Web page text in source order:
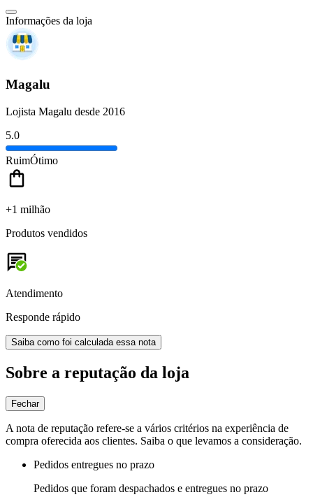
Informações da loja
Magalu
Lojista Magalu desde 2016
5.0
RuimÓtimo
+1 milhão
Produtos vendidos
Atendimento
Responde rápido
Saiba como foi calculada essa nota
Sobre a reputação da loja
Fechar
A nota de reputação refere-se a vários critérios na experiência de
compra oferecida aos clientes. Saiba o que levamos a consideração.
Pedidos entregues no prazo
Pedidos que foram despachados e entregues no prazo